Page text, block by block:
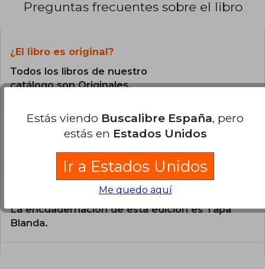
Preguntas frecuentes sobre el libro
¿El libro es original?
Todos los libros de nuestro
catálogo son Originales.
¿En qué Idioma está escrito el
El libro está escrito en Español.
¿Cuál es la encuadernación de este libro?
La encuadernación de esta edición es Tapa
Blanda.
Estás viendo Buscalibre España, pero
estás en Estados Unidos
Ir a Estados Unidos
Me quedo aquí